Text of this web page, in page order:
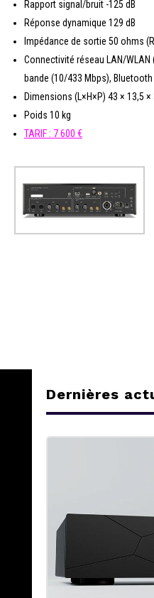
Rapport signal/bruit -125 dB
Réponse dynamique 129 dB
Impédance de sortie 50 ohms
Connectivité réseau LAN/
bande (10/433 Mbps),
Dimensions (L×H×P) 43 × 13,5 ×
Poids 10 kg
TARIF : 7 600 €
Dernières